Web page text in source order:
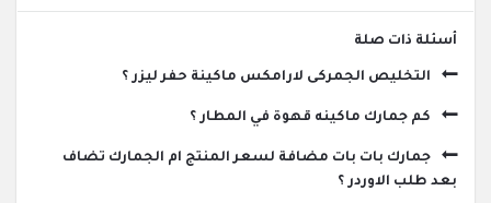
‫أسئلة ذات صلة
التخليص الجمركى لارامكس ماكينة حفر ليزر ؟
كم جمارك ماكينه قهوة في المطار ؟
جمارك بات بات مضافة لسعر المنتج ام الجمارك تضاف
بعد طلب الاوردر ؟